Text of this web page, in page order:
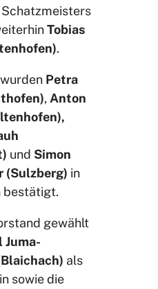
Tobias
.
Petra
, Anton
und Simon
(Sulzberg) in
bestätigt.
gewählt
Juma-
als
sowie die